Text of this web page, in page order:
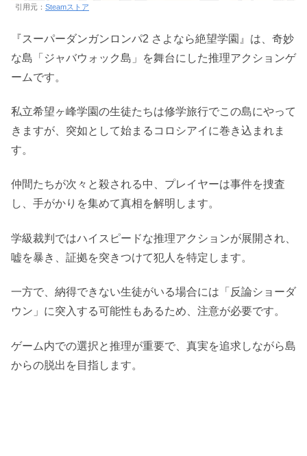
引用元： Steamストア
『スーパーダンガンロンパ2 さよなら絶望学園』は、奇妙
な島「ジャバウォック島」を舞台にした推理アクションゲ
ームです。
私立希望ヶ峰学園の生徒たちは修学旅行でこの島にやって
きますが、突如として始まるコロシアイに巻き込まれま
す。
仲間たちが次々と殺される中、プレイヤーは事件を捜査
し、手がかりを集めて真相を解明します。
学級裁判ではハイスピードな推理アクションが展開され、
嘘を暴き、証拠を突きつけて犯人を特定します。
一方で、納得できない生徒がいる場合には「反論ショーダ
ウン」に突入する可能性もあるため、注意が必要です。
ゲーム内での選択と推理が重要で、真実を追求しながら島
からの脱出を目指します。